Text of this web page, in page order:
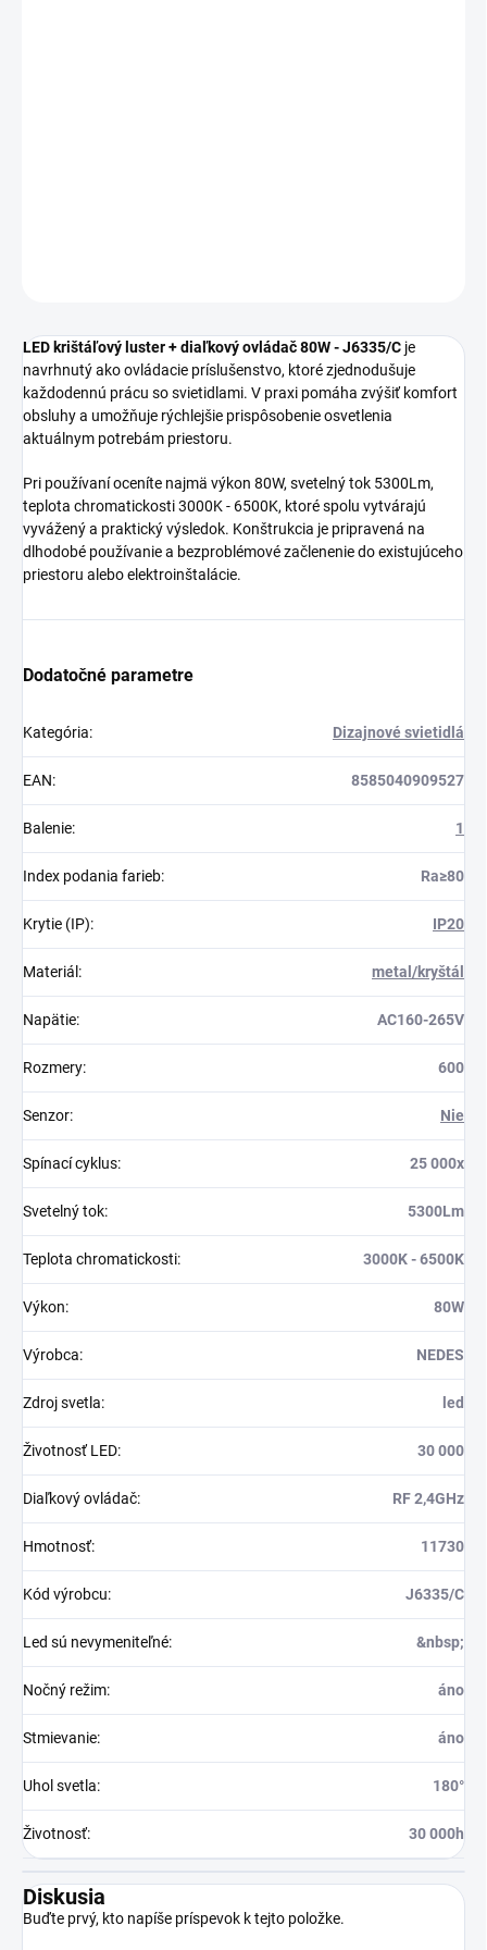
LED krištáľový luster + diaľkový ovládač 80W - J6335/C je
navrhnutý ako ovládacie príslušenstvo, ktoré zjednodušuje
každodennú prácu so svietidlami. V praxi pomáha zvýšiť komfort
obsluhy a umožňuje rýchlejšie prispôsobenie osvetlenia
aktuálnym potrebám priestoru.
Pri používaní oceníte najmä výkon 80W, svetelný tok 5300Lm,
teplota chromatickosti 3000K - 6500K, ktoré spolu vytvárajú
vyvážený a praktický výsledok. Konštrukcia je pripravená na
dlhodobé používanie a bezproblémové začlenenie do existujúceho
priestoru alebo elektroinštalácie.
Dodatočné parametre
Kategória: Dizajnové svietidlá
EAN: 8585040909527
Balenie: 1
Index podania farieb: Ra≥80
Krytie (IP): IP20
Materiál : metal/kryštál
Napätie: AC160-265V
Rozmery: 600
Senzor: Nie
Spínací cyklus: 25 000x
Svetelný tok: 5300Lm
Teplota chromatickosti: 3000K - 6500K
Výkon: 80W
Výrobca: NEDES
Zdroj svetla: led
Životnosť LED: 30 000
Diaľkový ovládač: RF 2,4GHz
Hmotnosť: 11730
Kód výrobcu: J6335/C
Led sú nevymeniteľné: &nbsp;
Nočný režim: áno
Stmievanie: áno
Uhol svetla: 180°
Životnosť: 30 000h
Diskusia
Buďte prvý, kto napíše príspevok k tejto položke.